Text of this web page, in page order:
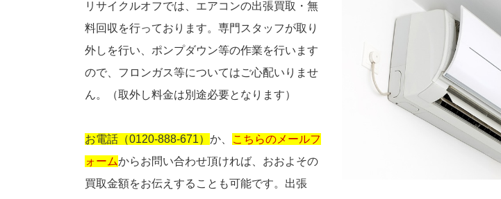
リサイクルオフでは、エアコンの出張買取・無
料回収を行っております。専門スタッフが取り
外しを行い、ポンプダウン等の作業を行います
ので、フロンガス等についてはご心配いりませ
ん。（取外し料金は別途必要となります）
お電話（0120-888-671） か、
こちらのメールフ
ォームからお問い合わせ頂ければ、おおよその
買取金額をお伝えすることも可能です。出張